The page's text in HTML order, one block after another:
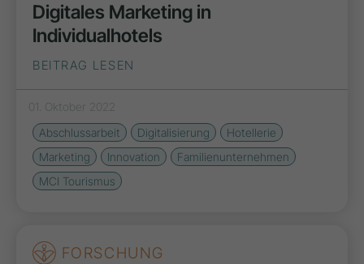
Digitales Marketing in
Individualhotels
BEITRAG LESEN
01. Oktober 2022
Abschlussarbeit
Digitalisierung
Hotellerie
Marketing
Innovation
Familienunternehmen
MCI Tourismus
FORSCHUNG